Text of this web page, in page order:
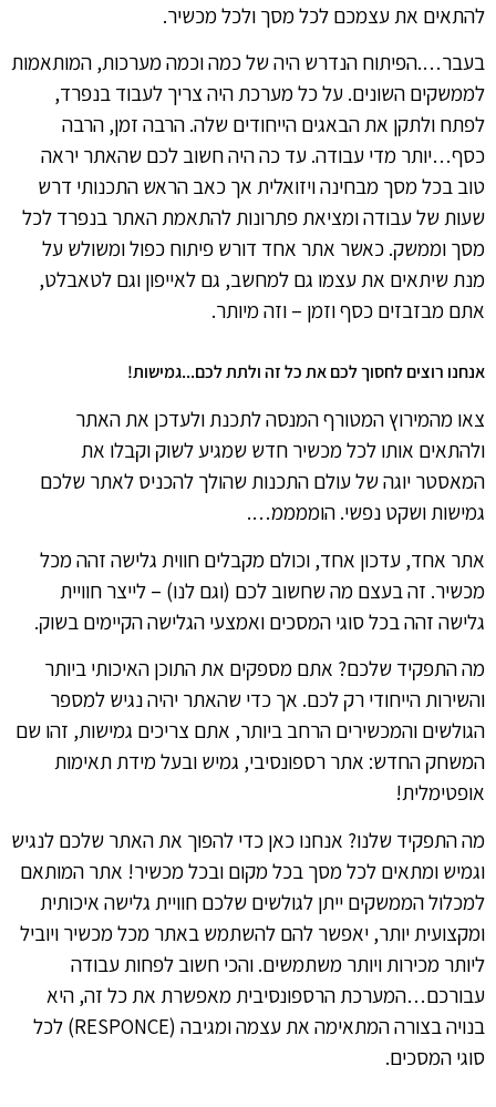
להתאים את עצמכם לכל מסך ולכל מכשיר.
בעבר….הפיתוח הנדרש היה של כמה וכמה מערכות, המותאמות
לממשקים השונים. על כל מערכת היה צריך לעבוד בנפרד,
לפתח ולתקן את הבאגים הייחודים שלה. הרבה זמן, הרבה
כסף…יותר מדי עבודה. עד כה היה חשוב לכם שהאתר יראה
טוב בכל מסך מבחינה ויזואלית אך כאב הראש התכנותי דרש
שעות של עבודה ומציאת פתרונות להתאמת האתר בנפרד לכל
מסך וממשק. כאשר אתר אחד דורש פיתוח כפול ומשולש על
מנת שיתאים את עצמו גם למחשב, גם לאייפון וגם לטאבלט,
אתם מבזבזים כסף וזמן – וזה מיותר.
אנחנו רוצים לחסוך לכם את כל זה ולתת לכם...גמישות!
צאו מהמירוץ המטורף המנסה לתכנת ולעדכן את האתר
ולהתאים אותו לכל מכשיר חדש שמגיע לשוק וקבלו את
המאסטר יוגה של עולם התכנות שהולך להכניס לאתר שלכם
גמישות ושקט נפשי. הוממממ….
אתר אחד, עדכון אחד, וכולם מקבלים חווית גלישה זהה מכל
מכשיר. זה בעצם מה שחשוב לכם (וגם לנו) – לייצר חוויית
גלישה זהה בכל סוגי המסכים ואמצעי הגלישה הקיימים בשוק.
מה התפקיד שלכם? אתם מספקים את התוכן האיכותי ביותר
והשירות הייחודי רק לכם. אך כדי שהאתר יהיה נגיש למספר
הגולשים והמכשירים הרחב ביותר, אתם צריכים גמישות, זהו שם
המשחק החדש: אתר רספונסיבי, גמיש ובעל מידת תאימות
אופטימלית!
מה התפקיד שלנו? אנחנו כאן כדי להפוך את האתר שלכם לנגיש
וגמיש ומתאים לכל מסך בכל מקום ובכל מכשיר! אתר המותאם
למכלול הממשקים ייתן לגולשים שלכם חוויית גלישה איכותית
ומקצועית יותר, יאפשר להם להשתמש באתר מכל מכשיר ויוביל
ליותר מכירות ויותר משתמשים. והכי חשוב לפחות עבודה
עבורכם…המערכת הרספונסיבית מאפשרת את כל זה, היא
בנויה בצורה המתאימה את עצמה ומגיבה (RESPONCE) לכל
סוגי המסכים.